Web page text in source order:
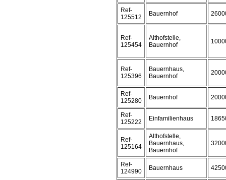
Ref-
125512
Bauernhof
Ref-
125454
Althofstelle,
Bauernhof
Ref-
125396
Bauernhaus,
Bauernhof
Ref-
125280
Bauernhof
Ref-
125222
Einfamilienhaus
Ref-
125164
Althofstelle,
Bauernhaus,
Bauernhof
Ref-
124990
Bauernhaus